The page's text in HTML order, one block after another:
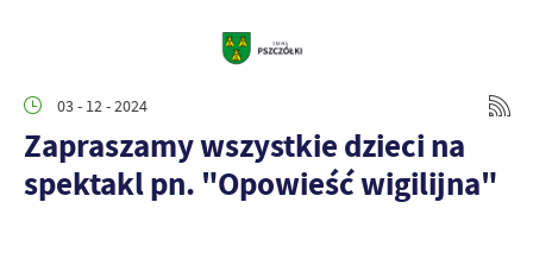
03 - 12 - 2024
Zapraszamy wszystkie dzieci na
spektakl pn. "Opowieść wigilijna"